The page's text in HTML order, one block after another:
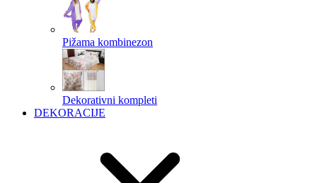
Pižama kombinezon
Dekorativni kompleti
DEKORACIJE